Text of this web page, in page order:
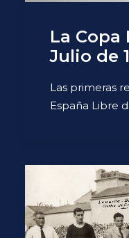
La Copa
Julio de
Las primeras
España Libre